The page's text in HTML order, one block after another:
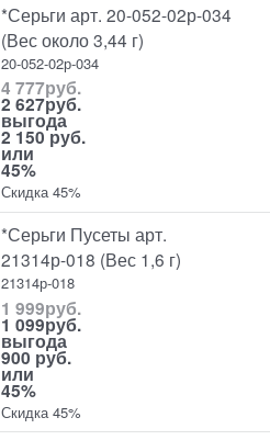
*Серьги арт. 20-052-02р-034
(Вес около 3,44 г)
20-052-02р-034
4 777руб.
2 627руб.
выгода
2 150 руб.
или
45%
Скидка 45%
*Серьги Пусеты арт.
21314р-018 (Вес 1,6 г)
21314р-018
1 999руб.
1 099руб.
выгода
900 руб.
или
45%
Скидка 45%